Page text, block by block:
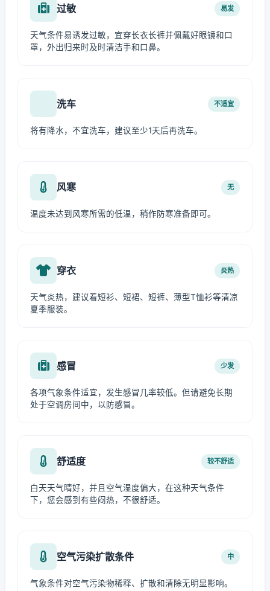
过敏 易发
天气条件易诱发过敏，宜穿长衣长裤并佩戴好眼镜和口
罩，外出归来时及时清洁手和口鼻。
洗车 不适宜
将有降水，不宜洗车，建议至少1天后再洗车。
风寒 无
温度未达到风寒所需的低温，稍作防寒准备即可。
穿衣 炎热
天气炎热，建议着短衫、短裙、短裤、薄型T恤衫等清凉
夏季服装。
感冒 少发
各项气象条件适宜，发生感冒几率较低。但请避免长期
处于空调房间中，以防感冒。
舒适度 较不舒适
白天天气晴好，并且空气湿度偏大，在这种天气条件
下，您会感到有些闷热，不很舒适。
空气污染扩散条件 中
气象条件对空气污染物稀释、扩散和清除无明显影响。